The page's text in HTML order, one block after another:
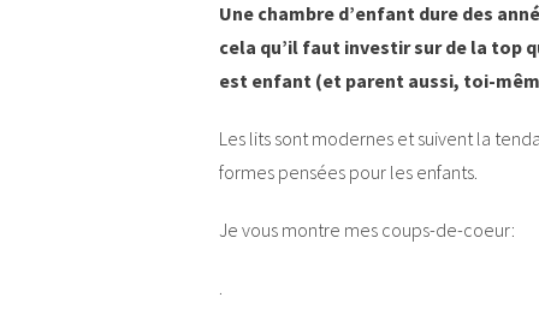
Une chambre d’enfant dure des
cela qu’il faut investir sur de la top
est enfant (et parent aussi, toi-
Les lits sont modernes et suivent la
formes pensées pour les enfants.
Je vous montre mes coups-de-coeur:
.